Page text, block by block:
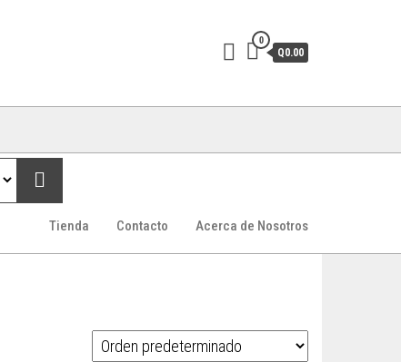
0
Q0.00
Tienda Contacto Acerca de Nosotros